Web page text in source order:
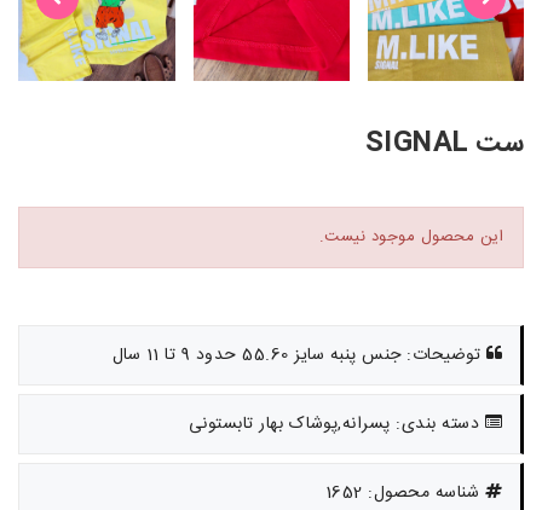
ست SIGNAL
این محصول موجود نیست.
توضیحات: جنس پنبه سایز 55.60 حدود 9 تا 11 سال
دسته بندی: پسرانه,پوشاک بهار تابستونی
شناسه محصول: 1652